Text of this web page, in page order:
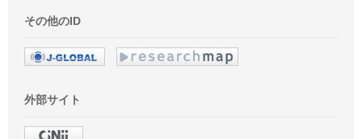
その他のID
外部サイト